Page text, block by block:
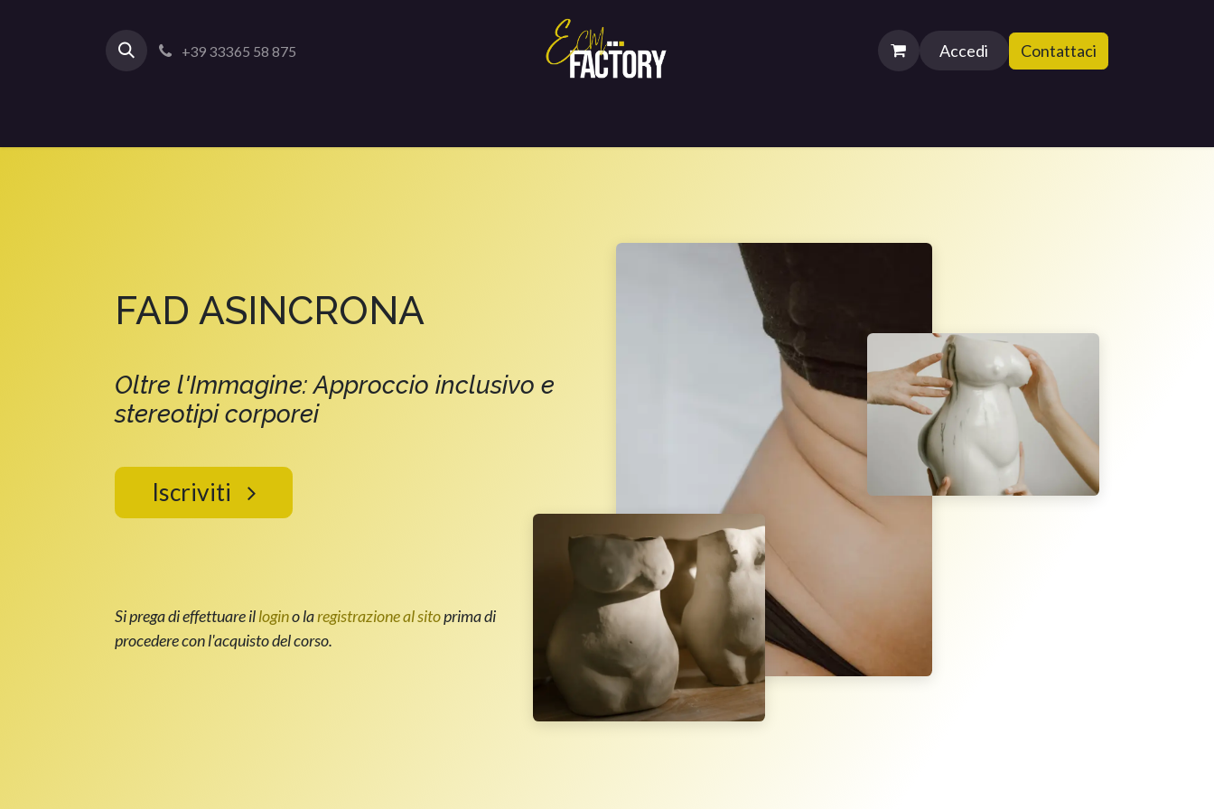
+39 33365 58 875 Accedi Contattaci
FAD ASINCRONA
Oltre l'Immagine: Approccio inclusivo e
stereotipi corporei
Iscriviti
Si prega di effettuare illogino laregistrazione al sitoprima di
procedere con l'acquisto del corso.